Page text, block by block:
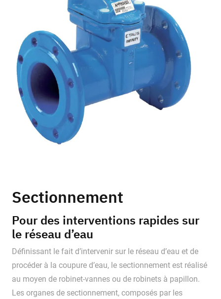
Sectionnement
Pour des interventions rapides sur
le réseau d’eau
Définissant le fait d’intervenir sur le réseau d’eau et de
procéder à la coupure d’eau, le sectionnement est réalisé
au moyen de robinet-vannes ou de robinets à papillon.
Les organes de sectionnement, composés par les